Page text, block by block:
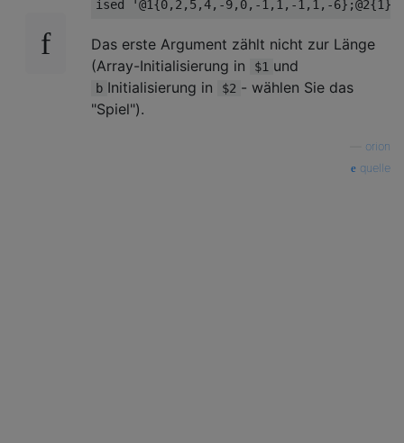
Das erste Argument zählt nicht zur Länge
(Array-Initialisierung in
$1 und
b Initialisierung in $2 - wählen Sie das
"Spiel").
orion
quelle